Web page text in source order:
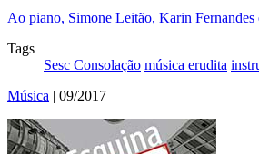
Ao piano, Simone Leitão, Karin
Tags
Sesc Consolação música erudita
Música | 09/2017